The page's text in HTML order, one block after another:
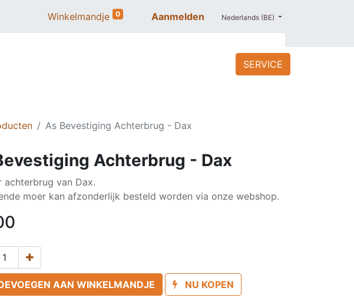
Winkelmandje 0 Aanmelden Nederlands (BE)
PROMO
SERVICE
As Bevestiging Achterbrug - Dax
Achterbrug - Dax
achterbrug van Dax.
moer kan afzonderlijk besteld worden via onze webshop.
AAN WINKELMANDJE NU KOPEN